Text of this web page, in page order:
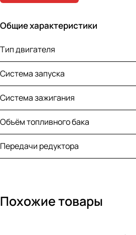
Общие характеристики
Тип двигателя
Система запуска
Система зажигания
Объём топливного бака
Передачи редуктора
Похожие товары